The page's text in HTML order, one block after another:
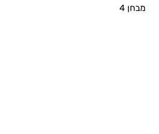
מבחן 4